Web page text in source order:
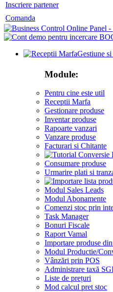
Inscriere partener
Comanda
Gestiune
Module:
Pentru cine este util
Receptii Marfa
Gestionare produse
Inventar produse
Rapoarte vanzari
Vanzare produse
Facturari si Chitante
Consumare produse
Urmarire plati si
Modul Sales Leads
Modul Abonamente
Comenzi stoc prin
Task Manager
Bonuri Fiscale
Raport Vamal
Importare produse
Modul Productie/
Vânzări prin POS
Administrare taxă
Liste de prețuri
Mod calcul pret stoc